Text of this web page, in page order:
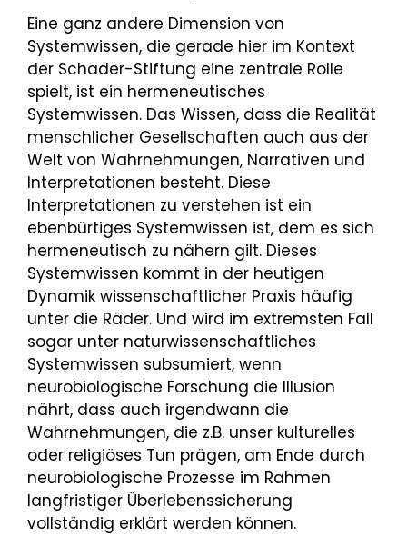
Eine ganz andere Dimension von
Systemwissen, die gerade hier im Kontext
der Schader-Stiftung eine zentrale Rolle
spielt, ist ein hermeneutisches
Systemwissen. Das Wissen, dass die Realität
menschlicher Gesellschaften auch aus der
Welt von Wahrnehmungen, Narrativen und
Interpretationen besteht. Diese
Interpretationen zu verstehen ist ein
ebenbürtiges Systemwissen ist, dem es sich
hermeneutisch zu nähern gilt. Dieses
Systemwissen kommt in der heutigen
Dynamik wissenschaftlicher Praxis häufig
unter die Räder. Und wird im extremsten Fall
sogar unter naturwissenschaftliches
Systemwissen subsumiert, wenn
neurobiologische Forschung die Illusion
nährt, dass auch irgendwann die
Wahrnehmungen, die z.B. unser kulturelles
oder religiöses Tun prägen, am Ende durch
neurobiologische Prozesse im Rahmen
langfristiger Überlebenssicherung
vollständig erklärt werden können.